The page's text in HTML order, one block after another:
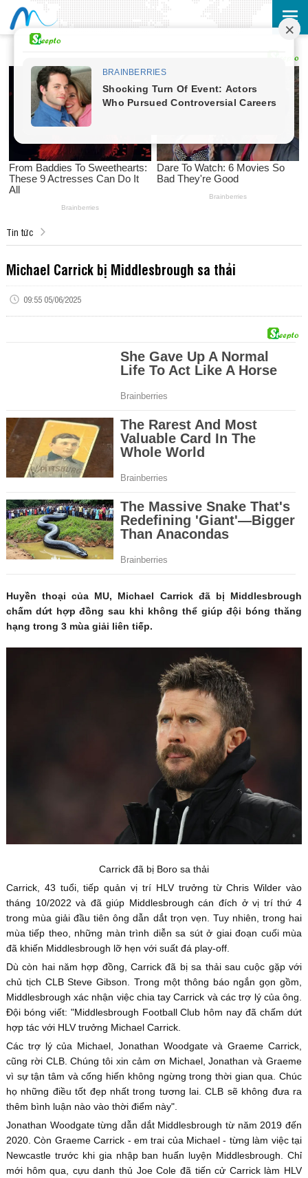
Tin tức
Michael Carrick bị Middlesbrough sa thải
09:55 05/06/2025
Huyền thoại của MU, Michael Carrick đã bị Middlesbrough
chấm dứt hợp đồng sau khi không thể giúp đội bóng thăng
hạng trong 3 mùa giải liên tiếp.
Carrick đã bị Boro sa thải
Carrick, 43 tuổi, tiếp quản vị trí HLV trưởng từ Chris Wilder vào
tháng 10/2022 và đã giúp Middlesbrough cán đích ở vị trí thứ 4
trong mùa giải đầu tiên ông dẫn dắt trọn vẹn. Tuy nhiên, trong hai
mùa tiếp theo, những màn trình diễn sa sút ở giai đoạn cuối mùa
đã khiến Middlesbrough lỡ hẹn với suất đá play-off.
Dù còn hai năm hợp đồng, Carrick đã bị sa thải sau cuộc gặp với
chủ tịch CLB Steve Gibson. Trong một thông báo ngắn gọn gồm,
Middlesbrough xác nhận việc chia tay Carrick và các trợ lý của ông.
Đội bóng viết: "Middlesbrough Football Club hôm nay đã chấm dứt
hợp tác với HLV trưởng Michael Carrick.
Các trợ lý của Michael, Jonathan Woodgate và Graeme Carrick,
cũng rời CLB. Chúng tôi xin cảm ơn Michael, Jonathan và Graeme
vì sự tận tâm và cống hiến không ngừng trong thời gian qua. Chúc
họ những điều tốt đẹp nhất trong tương lai. CLB sẽ không đưa ra
thêm bình luận nào vào thời điểm này".
Jonathan Woodgate từng dẫn dắt Middlesbrough từ năm 2019 đến
2020. Còn Graeme Carrick - em trai của Michael - từng làm việc tại
Newcastle trước khi gia nhập ban huấn luyện Middlesbrough. Chỉ
mới hôm qua, cựu danh thủ Joe Cole đã tiến cử Carrick làm HLV